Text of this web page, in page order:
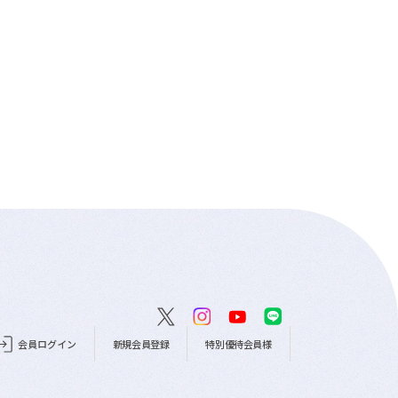
会員ログイン 新規会員登録 特別優待会員様